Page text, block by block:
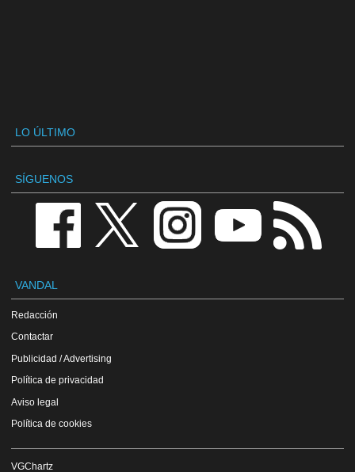
LO ÚLTIMO
SÍGUENOS
VANDAL
Redacción
Contactar
Publicidad / Advertising
Política de privacidad
Aviso legal
Política de cookies
VGChartz